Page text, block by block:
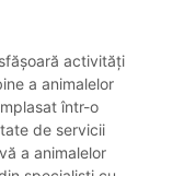
activități
a animalelor
într-o
de servicii
a animalelor